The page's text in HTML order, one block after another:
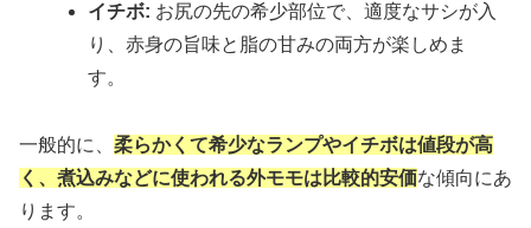
イチボ: お尻の先の希少部位で、適度なサシが入
り、赤身の旨味と脂の甘みの両方が楽しめま
す。
一般的に、 柔らかくて希少なランプやイチボは値段が高
く、煮込みなどに使われる外モモは比較的安価な傾向にあ
ります。